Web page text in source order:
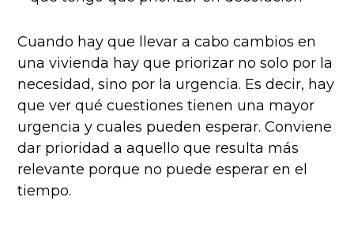
Cuando hay que llevar a cabo cambios en
una vivienda hay que priorizar no solo por la
necesidad, sino por la urgencia. Es decir, hay
que ver qué cuestiones tienen una mayor
urgencia y cuales pueden esperar. Conviene
dar prioridad a aquello que resulta más
relevante porque no puede esperar en el
tiempo.